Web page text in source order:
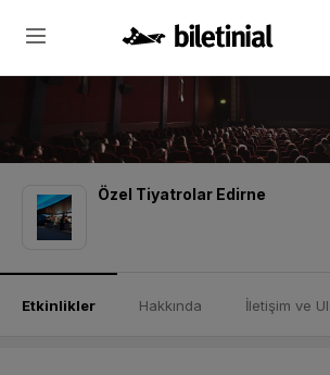
Özel Tiyatrolar Edirne
Etkinlikler Hakkında İletişim ve